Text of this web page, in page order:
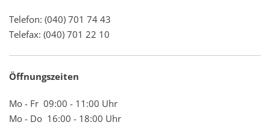
Telefon: (040) 701 74 43
Telefax: (040) 701 22 10
Öffnungszeiten
Mo - Fr 09:00 - 11:00 Uhr
Mo - Do 16:00 - 18:00 Uhr